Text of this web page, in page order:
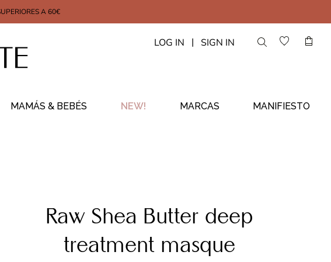
A 60€
LOG IN | SIGN IN
MAMÁS & BEBÉS NEW! MARCAS MANIFIESTO
Raw Shea Butter deep
treatment masque